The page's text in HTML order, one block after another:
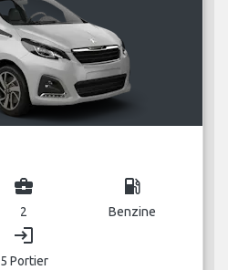
business_center
2
local_gas_station
Benzine
login
5 Portier